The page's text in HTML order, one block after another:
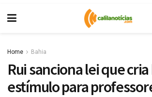
Home Bahia
Rui sanciona lei que
estímulo para